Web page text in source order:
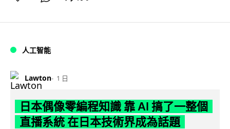
人工智能
Lawton 1 日
日本偶像零編程知識 靠 AI 搞了一整個
直播系統 在日本技術界成為話題